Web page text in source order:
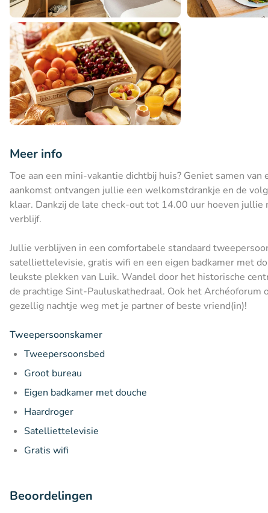
Meer info
Toe aan een mini-vakantie dichtbij huis? Geniet samen
aankomst ontvangen jullie een welkomstdrankje en de
klaar. Dankzij de late check-out tot 14.00 uur hoeven
verblijf.
Jullie verblijven in een comfortabele standaard
satelliettelevisie, gratis wifi en een eigen badkamer met
leukste plekken van Luik. Wandel door het historische
de prachtige Sint-Pauluskathedraal. Ook het
gezellig nachtje weg met je partner of beste vriend(in)!
Tweepersoonskamer
Tweepersoonsbed
Groot bureau
Eigen badkamer met douche
Haardroger
Satelliettelevisie
Gratis wifi
Beoordelingen